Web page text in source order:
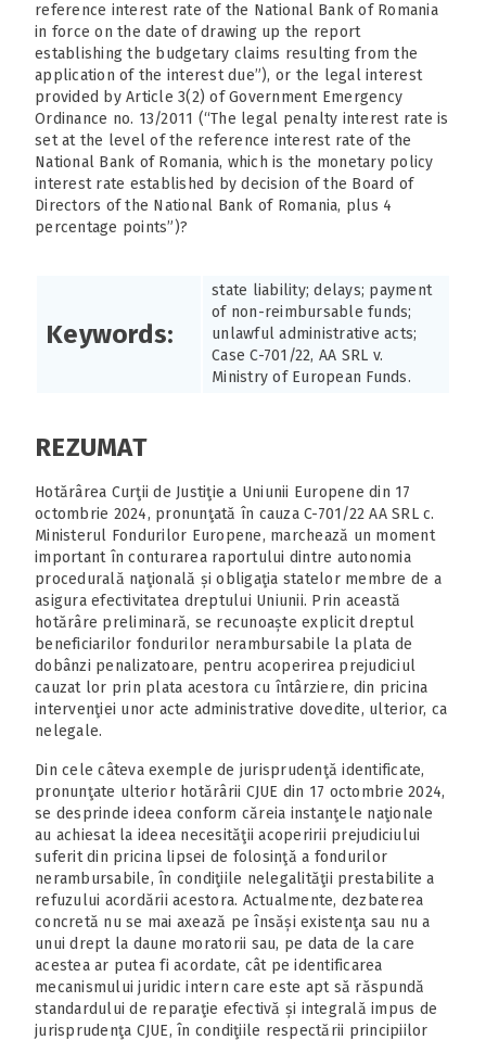
reference interest rate of the National Bank of Romania
in force on the date of drawing up the report
establishing the budgetary claims resulting from the
application of the interest due”), or the legal interest
provided by Article 3(2) of Government Emergency
Ordinance no. 13/2011 (“The legal penalty interest rate is
set at the level of the reference interest rate of the
National Bank of Romania, which is the monetary policy
interest rate established by decision of the Board of
Directors of the National Bank of Romania, plus 4
percentage points”)?
Keywords:
state liability; delays; payment
of non-reimbursable funds;
unlawful administrative acts;
Case C-701/22, AA SRL v.
Ministry of European Funds.
REZUMAT
Hotărârea Curţii de Justiţie a Uniunii Europene din 17
octombrie 2024, pronunţată în cauza C-701/22 AA SRL c.
Ministerul Fondurilor Europene, marchează un moment
important în conturarea raportului dintre autonomia
procedurală naţională și obligaţia statelor membre de a
asigura efectivitatea dreptului Uniunii. Prin această
hotărâre preliminară, se recunoaște explicit dreptul
beneficiarilor fondurilor nerambursabile la plata de
dobânzi penalizatoare, pentru acoperirea prejudiciul
cauzat lor prin plata acestora cu întârziere, din pricina
intervenţiei unor acte administrative dovedite, ulterior, ca
nelegale.
Din cele câteva exemple de jurisprudenţă identificate,
pronunţate ulterior hotărârii CJUE din 17 octombrie 2024,
se desprinde ideea conform căreia instanţele naţionale
au achiesat la ideea necesităţii acoperirii prejudiciului
suferit din pricina lipsei de folosinţă a fondurilor
nerambursabile, în condiţiile nelegalităţii prestabilite a
refuzului acordării acestora. Actualmente, dezbaterea
concretă nu se mai axează pe însăși existenţa sau nu a
unui drept la daune moratorii sau, pe data de la care
acestea ar putea fi acordate, cât pe identificarea
mecanismului juridic intern care este apt să răspundă
standardului de reparaţie efectivă și integrală impus de
jurisprudenţa CJUE, în condiţiile respectării principiilor